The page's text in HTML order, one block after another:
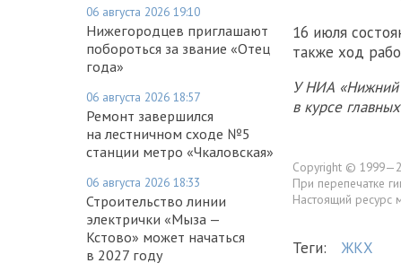
06 августа 2026 19:10
Нижегородцев приглашают
побороться за звание «Отец
года»
06 августа 2026 18:57
Ремонт завершился
на лестничном сходе №5
станции метро «Чкаловская»
06 августа 2026 18:33
Строительство линии
электрички «Мыза —
Кстово» может начаться
в 2027 году
16 июля
также ход
У НИА «Нижний
в курсе
Copyright ©
При перепечатке
Настоящий ресурс
Теги: ЖКХ